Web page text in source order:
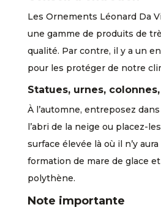
Les Ornements Léonard Da
une gamme de produits de
qualité. Par contre, il y a un
pour les protéger de notre
Statues, urnes,
À l’automne, entreposez
l’abri de la neige ou placez-
surface élevée là où il n’y
formation de mare de glace et
polythène.
Note importante